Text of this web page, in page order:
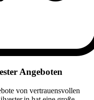
Angeboten
von vertrauensvollen